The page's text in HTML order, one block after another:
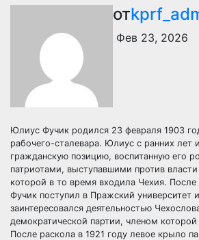
от
Фев 23, 2026
Юлиус Фучик родился 23 февраля 1903
рабочего-сталевара. Юлиус с ранних лет
гражданскую позицию, воспитанную его
патриотами, выступавшими против
которой в то время входила Чехия.
Фучик поступил в Пражский университет
заинтересовался деятельностью
демократической партии, членом которой
После раскола в 1921 году левое крыло